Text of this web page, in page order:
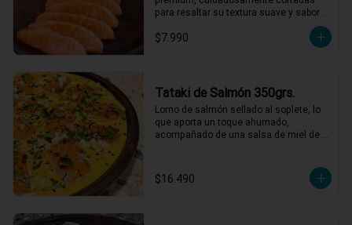
para resaltar su textura suave y sabor
natural. Perfecto para disfrutar solo o
acompañado de salsa de soya.
$7.990
Tataki de Salmón 350grs.
Lomo de salmón sellado al soplete, lo
que aporta un toque ahumado,
acompañado de una salsa de miel de
maracuyá y sesamo tostadas.
$16.490